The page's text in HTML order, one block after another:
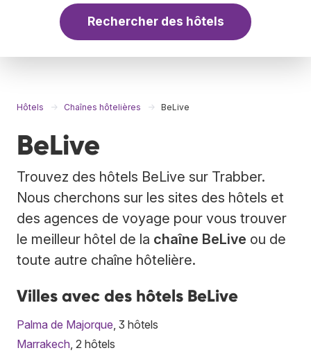
Rechercher des hôtels
Hôtels Chaînes hôtelières BeLive
BeLive
Trouvez des hôtels BeLive sur Trabber.
Nous cherchons sur les sites des hôtels et
des agences de voyage pour vous trouver
le meilleur hôtel de la chaîne BeLive ou de
toute autre chaîne hôtelière.
Villes avec des hôtels BeLive
Palma de Majorque , 3 hôtels
Marrakech , 2 hôtels